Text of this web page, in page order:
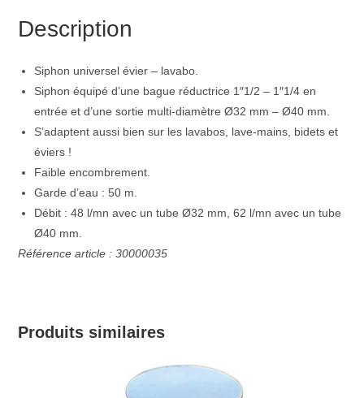
Description
Siphon universel évier – lavabo.
Siphon équipé d’une bague réductrice 1″1/2 – 1″1/4 en
entrée et d’une sortie multi-diamètre Ø32 mm – Ø40 mm.
S’adaptent aussi bien sur les lavabos, lave-mains, bidets et
éviers !
Faible encombrement.
Garde d’eau : 50 m.
Débit : 48 l/mn avec un tube Ø32 mm, 62 l/mn avec un tube
Ø40 mm.
Référence article : 30000035
Produits similaires